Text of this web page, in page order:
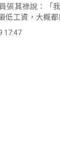
張其祿說：「
低工資，大概
17:47